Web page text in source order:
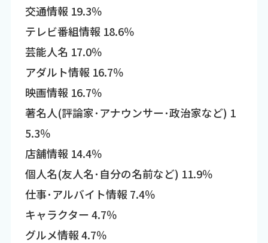
交通情報 19.3％
テレビ番組情報 18.6％
芸能人名 17.0％
アダルト情報 16.7％
映画情報 16.7％
著名人(評論家･アナウンサー･政治家など) 1
5.3％
店舗情報 14.4％
個人名(友人名･自分の名前など) 11.9％
仕事･アルバイト情報 7.4％
キャラクター 4.7％
グルメ情報 4.7％